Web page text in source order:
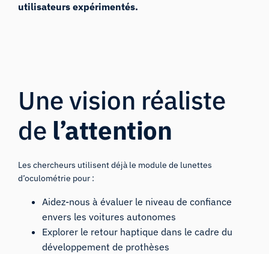
utilisateurs expérimentés.
Une vision réaliste
de l’attention
Les chercheurs utilisent déjà le module de lunettes
d’oculométrie pour :
Aidez-nous à évaluer le niveau de confiance
envers les voitures autonomes
Explorer le retour haptique dans le cadre du
développement de prothèses